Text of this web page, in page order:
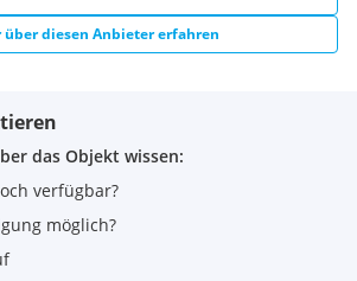
über diesen Anbieter erfahren
das Objekt wissen:
verfügbar?
möglich?